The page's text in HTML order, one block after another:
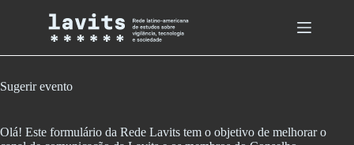
Sugerir evento
Olá! Este formulário da Rede Lavits tem o objetivo de melhorar o